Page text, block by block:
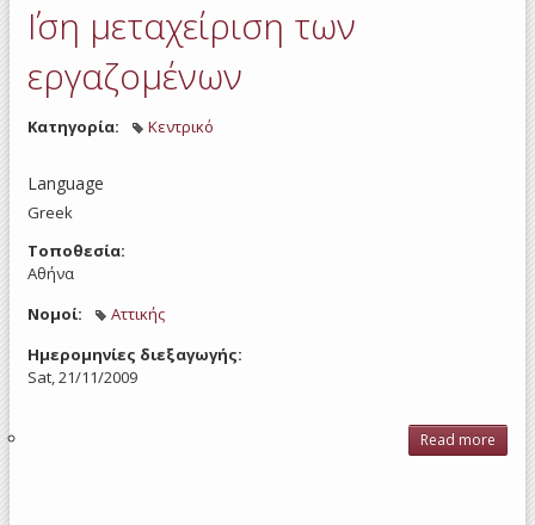
΄Ιση μεταχείριση των
εργαζομένων
Κατηγορία: Κεντρικό
Language
Greek
Τοποθεσία:
Αθήνα
Νομοί:
Αττικής
Ημερομηνίες διεξαγωγής:
Sat, 21/11/2009
Read more